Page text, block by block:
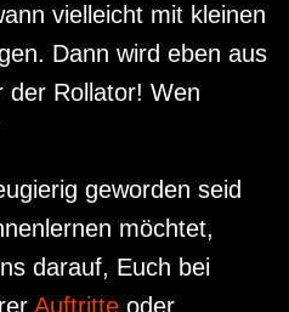
vielleicht mit kleinen
Dann wird eben aus
der Rollator! Wen
geworden seid
möchtet,
darauf, Euch bei
Auftritteoder